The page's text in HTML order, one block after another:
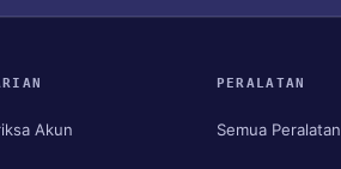
Akun
PERALATAN
Semua Peralatan